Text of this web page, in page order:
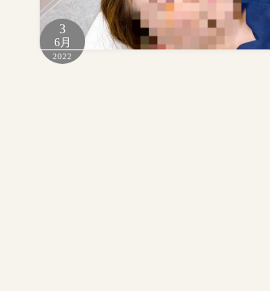
3
6月
2022